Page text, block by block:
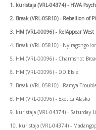
1. kuristaja (VRL-04374) - HWA
2. Break (VRL-05810) - Rebellion of
3. HM (VRL-00096) - Re!Appear West
4. Break (VRL-05810) - Nyiragongo
5. HM (VRL-00096) - Charmshot
6. HM (VRL-00096) - DD Elsie
7. Break (VRL-05810) - Ramya
8. HM (VRL-00096) - Exotica Alaska
9. kuristaja (VRL-04374) - Saturday
10. kuristaja (VRL-04374) -